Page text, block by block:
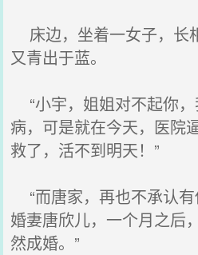
床边，坐着一女子，长
又青出于蓝。
“小宇，姐姐对不起你
病，可是就在今天，医院
救了，活不到明天！”
“而唐家，再也不承认
婚妻唐欣儿，一个月之后
然成婚。”